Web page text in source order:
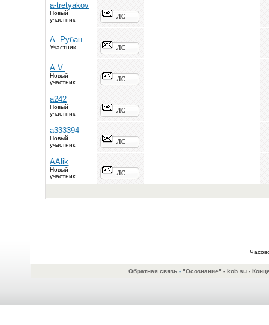
a-tretyakov
Новый
участник
A. Рубан
Участник
A.V.
Новый
участник
a242
Новый
участник
a333394
Новый
участник
AAlik
Новый
участник
Обратная связь - "Осознание" - kob.su -